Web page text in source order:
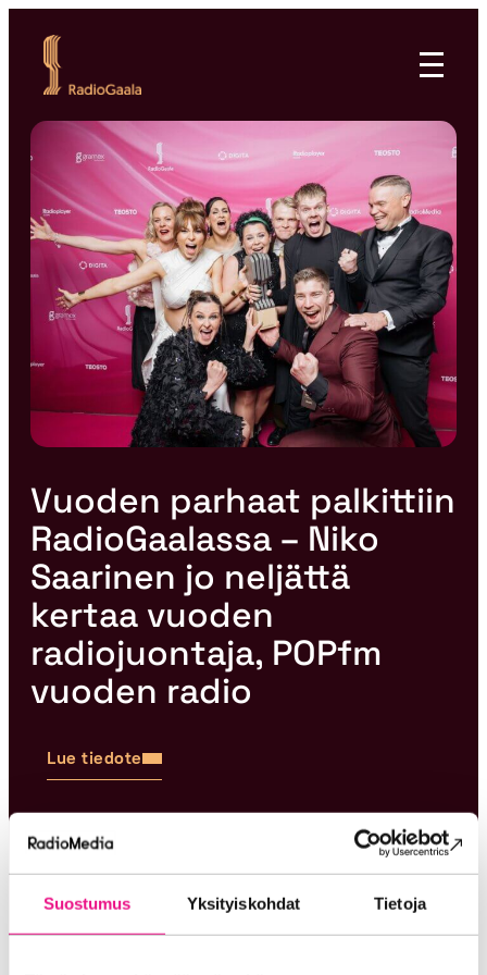
Suostumus Yksityiskohdat Tietoja
sisältöön
RadioGaala
Vuoden parhaat palkittiin
RadioGaalassa – Niko
Saarinen jo neljättä
kertaa vuoden
radiojuontaja, POPfm
vuoden radio
Lue tiedote
12.3.2026
RadioGaalan ehdokkaat julki – kaupallisen radion
parhaat palkitaan huhtikuussa